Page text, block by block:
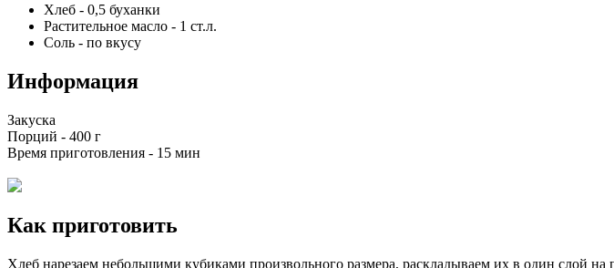
Хлеб - 0,5 буханки
Растительное масло - 1 ст.л.
Соль - по вкусу
Информация
Закуска
Порций - 400 г
Время приготовления - 15 мин
Как приготовить
Хлеб нарезаем небольшими кубиками произвольного размера, раскладываем их в один слой